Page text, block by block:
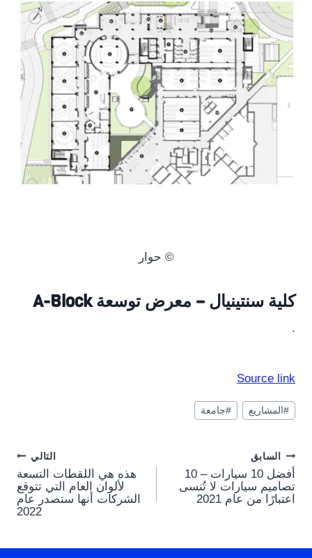
© حوار
كلية سنتينيال – معرض توسعة A-Block
.
Source link
وسوم
المقال:
# المشاريع #جامعة
Post
navigation
السابق
أفضل 10 سيارات – 10
تصاميم سيارات لا تُنسى
اعتبارًا من عام 2021
التالي
هذه هي اللقطات التسعة
لألوان العام التي تتوقع
الشركات أنها ستصدر عام
2022